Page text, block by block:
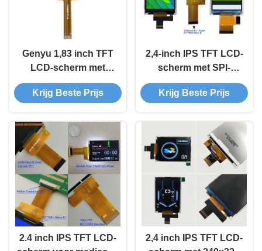
Genyu 1,83 inch TFT
LCD-scherm met
240x284 resolutie en
SPI-interface voor hoge
Krijg Beste Prijs
2,4-inch IPS TFT LCD-
scherm met SPI-
interface voor
industriële IoT en
Krijg Beste Prijs
2.4 inch IPS TFT LCD-
2,4 inch IPS TFT LCD-